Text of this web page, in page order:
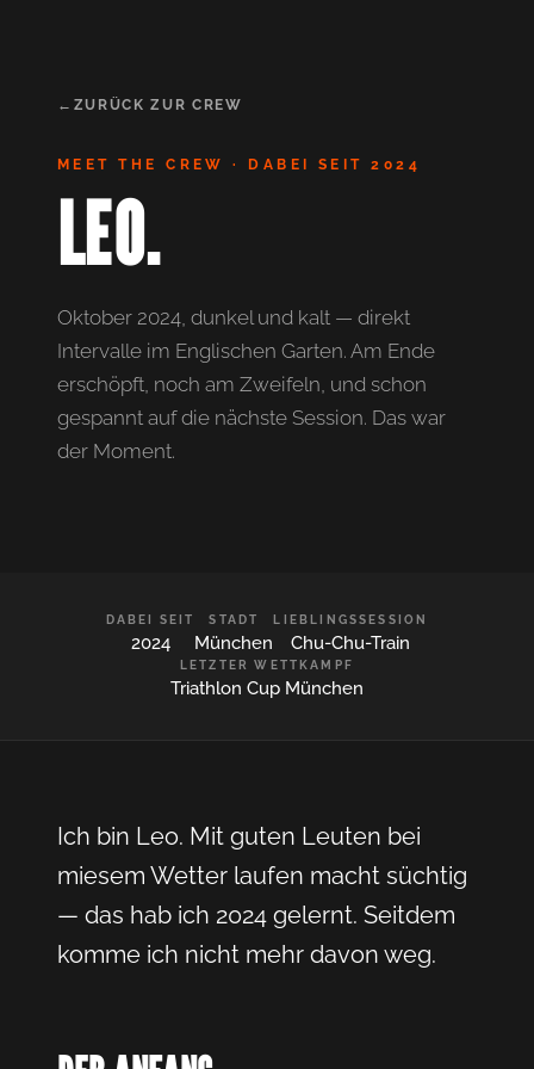
ZURÜCK ZUR CREW
MEET THE CREW · DABEI SEIT 2024
LEO.
Oktober 2024, dunkel und kalt — direkt
Intervalle im Englischen Garten. Am Ende
erschöpft, noch am Zweifeln, und schon
gespannt auf die nächste Session. Das war
der Moment.
DABEI SEIT
2024
STADT
München
LIEBLINGSSESSION
Chu-Chu-Train
LETZTER WETTKAMPF
Triathlon Cup München
Ich bin Leo. Mit guten Leuten bei
miesem Wetter laufen macht süchtig
— das hab ich 2024 gelernt. Seitdem
komme ich nicht mehr davon weg.